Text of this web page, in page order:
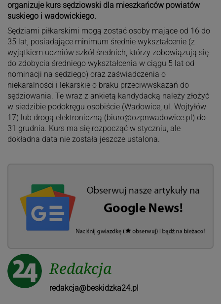
organizuje kurs sędziowski dla mieszkańców powiatów
suskiego i wadowickiego.
Sędziami piłkarskimi mogą zostać osoby mające od 16 do
35 lat, posiadające minimum średnie wykształcenie (z
wyjątkiem uczniów szkół średnich, którzy zobowiązują się
do zdobycia średniego wykształcenia w ciągu 5 lat od
nominacji na sędziego) oraz zaświadczenia o
niekaralności i lekarskie o braku przeciwwskazań do
sędziowania. Te wraz z ankietą kandydacką należy złożyć
w siedzibie podokręgu osobiście (Wadowice, ul. Wojtyłów
17) lub drogą elektroniczną (biuro@ozpnwadowice.pl ) do
31 grudnia. Kurs ma się rozpocząć w styczniu, ale
dokładna data nie została jeszcze ustalona.
Redakcja
redakcja@beskidzka24.pl